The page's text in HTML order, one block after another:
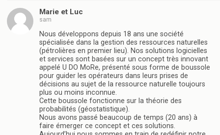
Marie et Luc
sam
Nous développons depuis 18 ans une société
spécialisée dans la gestion des ressources naturelles
(pétrolières en premier lieu). Nos solutions logicielles
et services sont basées sur un concept très innovant
appelé U DO MoRe, présenté sous forme de boussole
pour guider les opérateurs dans leurs prises de
décisions au sujet de la ressource naturelle toujours
plus ou moins inconnue.
Cette boussole fonctionne sur la théorie des
probabilités (géostatistique).
Nous avons passé beaucoup de temps (20 ans) à
faire émerger ce concept et ces solutions.